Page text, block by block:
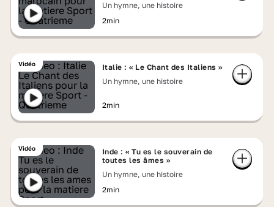
Un hymne, une histoire
2min
Vidéo
Italie : « Le Chant des Italiens »
Un hymne, une histoire
2min
Vidéo
Inde : « Tu es le souverain de
toutes les âmes »
Un hymne, une histoire
2min